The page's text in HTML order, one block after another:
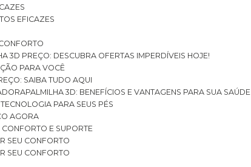
EFICAZES
3D PREÇO: DESCUBRA OFERTAS IMPERDÍVEIS HOJE!
PARA VOCÊ
SAIBA TUDO AQUI
PALMILHA 3D: BENEFÍCIOS E VANTAGENS PARA SUA SAÚDE
PARA SEUS PÉS
AGORA
CONFORTO E SUPORTE
SEU CONFORTO
SEU CONFORTO